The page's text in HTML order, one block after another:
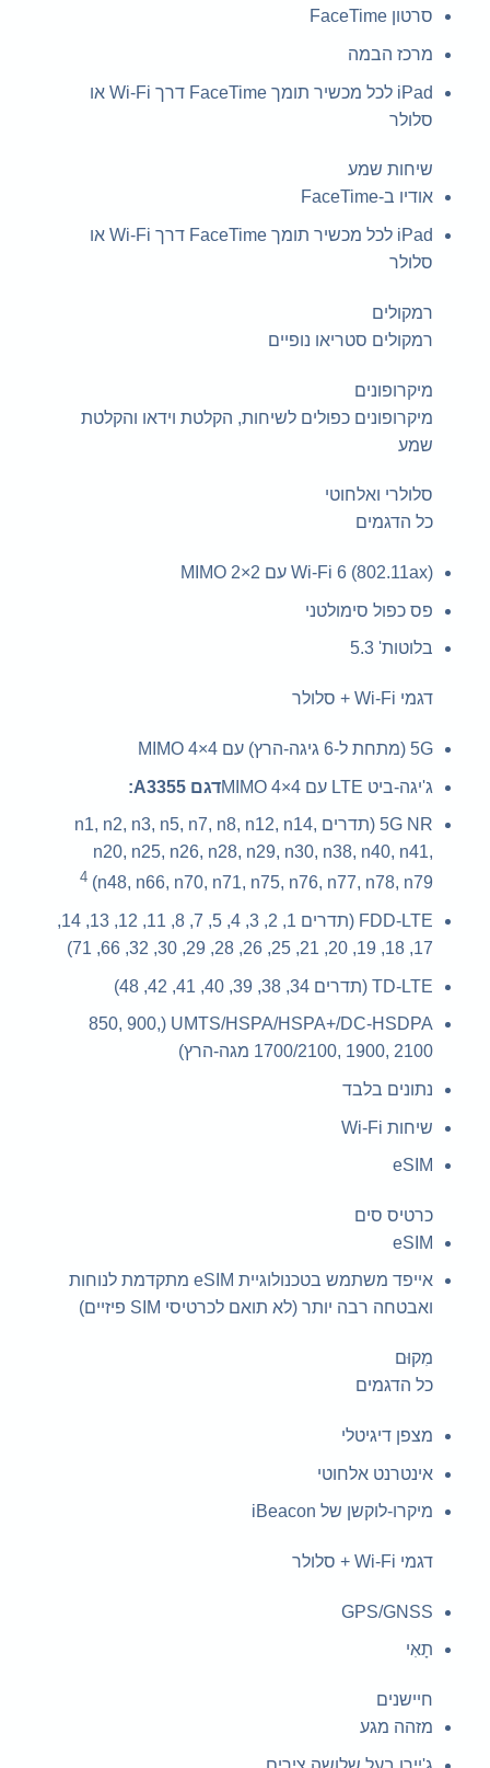
סרטון FaceTime
מרכז הבמה
iPad לכל מכשיר תומך FaceTime דרך Wi-Fi או
סלולר
שיחות שמע
אודיו ב-FaceTime
iPad לכל מכשיר תומך FaceTime דרך Wi-Fi או
סלולר
רמקולים
רמקולים סטריאו נופיים
מיקרופונים
מיקרופונים כפולים לשיחות, הקלטת וידאו והקלטת
שמע
סלולרי ואלחוטי
כל הדגמים
Wi-Fi 6 (802.11ax) עם 2×2 MIMO
פס כפול סימולטני
בלוטות' 5.3
דגמי Wi-Fi + סלולר
5G (מתחת ל-6 גיגה-הרץ) עם 4×4 MIMO
ג'יגה-ביט LTE עם 4×4 MIMO דגם A3355:
5G NR (תדרים n1, n2, n3, n5, n7, n8, n12, n14,
n20, n25, n26, n28, n29, n30, n38, n40, n41,
n48, n66, n70, n71, n75, n76, n77, n78, n79)
4
FDD-LTE (תדרים 1, 2, 3, 4, 5, 7, 8, 11, 12, 13, 14,
17, 18, 19, 20, 21, 25, 26, 28, 29, 30, 32, 66, 71)
TD-LTE (תדרים 34, 38, 39, 40, 41, 42, 48)
UMTS/HSPA/HSPA+/DC-HSDPA (850, 900,
1700/2100, 1900, 2100 מגה-הרץ)
נתונים בלבד
שיחות Wi-Fi
eSIM
כרטיס סים
eSIM
אייפד משתמש בטכנולוגיית eSIM מתקדמת לנוחות
ואבטחה רבה יותר (לא תואם לכרטיסי SIM פיזיים)
מִקוּם
כל הדגמים
מצפן דיגיטלי
אינטרנט אלחוטי
מיקרו-לוקשן של iBeacon
דגמי Wi-Fi + סלולר
GPS/GNSS
תָאִי
חיישנים
מזהה מגע